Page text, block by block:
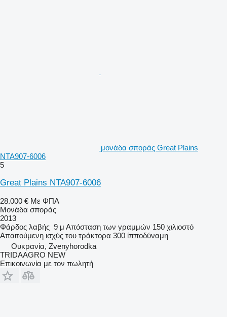
μονάδα σποράς Great Plains
NTA907-6006
5
Great Plains NTA907-6006
28.000 € Με ΦΠΑ
Μονάδα σποράς
2013
Φάρδος λαβής 9 μ Απόσταση των γραμμών 150 χιλιοστό
Απαιτούμενη ισχύς του τράκτορα 300 ίπποδύναμη
Ουκρανία, Zvenyhorodka
TRIDAAGRO NEW
Επικοινωνία με τον πωλητή